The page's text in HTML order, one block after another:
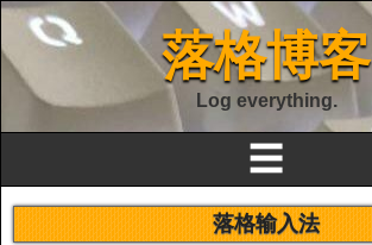
落格博客
Log everything.
☰
落格输入法